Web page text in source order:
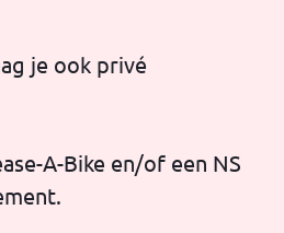
je ook privé
A-Bike en/of een NS